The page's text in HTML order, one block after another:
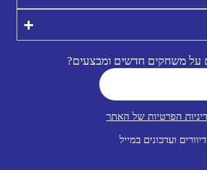
על משחקים חדשים ומבצעים?
הפרטיות של האתר
ועדכונים במייל